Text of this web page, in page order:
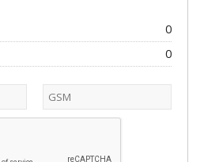
0
0